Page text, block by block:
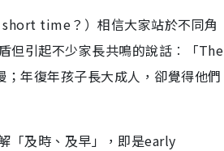
time？）相信大家站於不同角
但引起不少家長共鳴的說話︰「The
年復年孩子長大成人，卻覺得他們
「及時、及早」，即是early